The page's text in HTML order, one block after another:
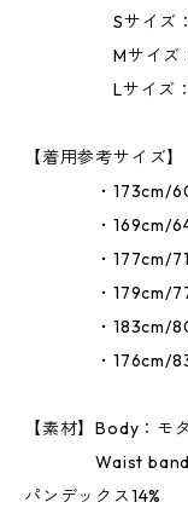
Sサイズ：ウ
Mサイズ：ウ
Lサイズ：ウエ
【着用参考サイズ】
・173cm/
・169cm/
・177cm/
・179cm/
・183cm/
・176cm/
【素材】Body：モ
Waist band：ポ
パンデックス14%